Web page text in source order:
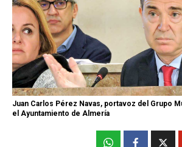
Juan Carlos Pérez Navas, portavoz del Grupo
el Ayuntamiento de Almería